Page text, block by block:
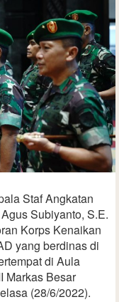
Staf Angkatan
Subiyanto, S.E.
Korps Kenaikan
yang berdinas di
di Aula
Markas Besar
(28/6/2022).